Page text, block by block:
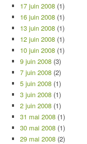
17 juin 2008 (1)
16 juin 2008 (1)
13 juin 2008 (1)
12 juin 2008 (1)
10 juin 2008 (1)
9 juin 2008 (3)
7 juin 2008 (2)
5 juin 2008 (1)
3 juin 2008 (1)
2 juin 2008 (1)
31 mai 2008 (1)
30 mai 2008 (1)
29 mai 2008 (2)